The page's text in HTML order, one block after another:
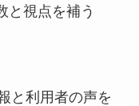
と視点を補う
と利用者の声を